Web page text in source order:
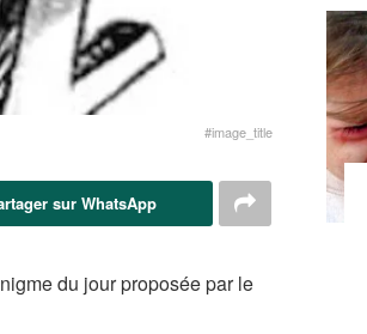
#image_title
sur WhatsApp
du jour proposée par le